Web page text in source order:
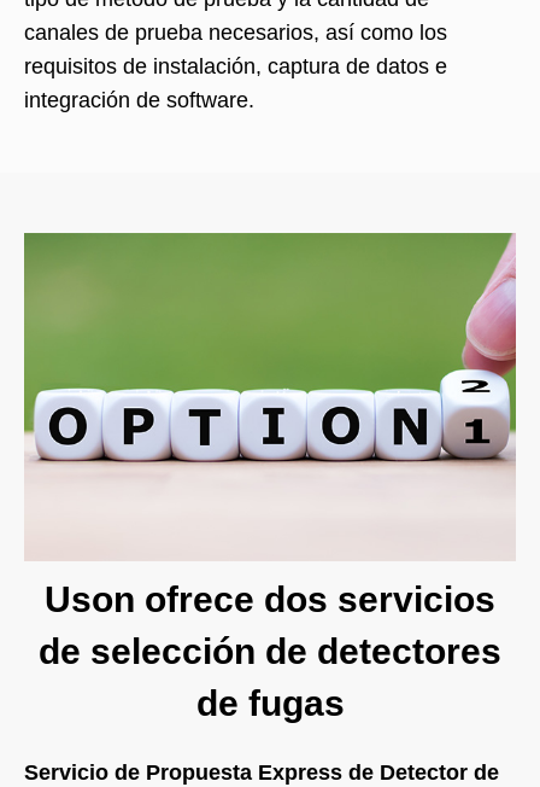
canales de prueba necesarios, así como los
requisitos de instalación, captura de datos e
integración de software.
Uson ofrece dos servicios
de selección de detectores
de fugas
Servicio de Propuesta Express de Detector de